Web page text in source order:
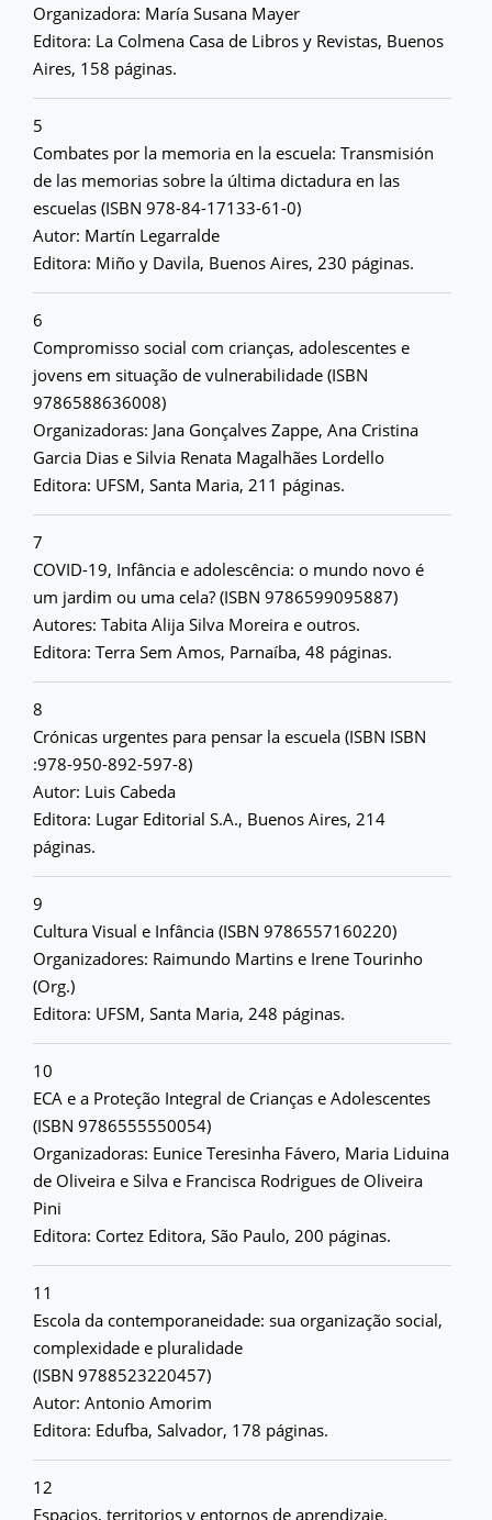
Organizadora: María Susana Mayer
Editora: La Colmena Casa de Libros y Revistas, Buenos
Aires, 158 páginas.
5
Combates por la memoria en la escuela: Transmisión
de las memorias sobre la última dictadura en las
escuelas (ISBN 978-84-17133-61-0)
Autor: Martín Legarralde
Editora: Miño y Davila, Buenos Aires, 230 páginas.
6
Compromisso social com crianças, adolescentes e
jovens em situação de vulnerabilidade (ISBN
9786588636008)
Organizadoras: Jana Gonçalves Zappe, Ana Cristina
Garcia Dias e Silvia Renata Magalhães Lordello
Editora: UFSM, Santa Maria, 211 páginas.
7
COVID-19, Infância e adolescência: o mundo novo é
um jardim ou uma cela? (ISBN 9786599095887)
Autores: Tabita Alija Silva Moreira e outros.
Editora: Terra Sem Amos, Parnaíba, 48 páginas.
8
Crónicas urgentes para pensar la escuela (ISBN ISBN
:978-950-892-597-8)
Autor: Luis Cabeda
Editora: Lugar Editorial S.A., Buenos Aires, 214
páginas.
9
Cultura Visual e Infância (ISBN 9786557160220)
Organizadores: Raimundo Martins e Irene Tourinho
(Org.)
Editora: UFSM, Santa Maria, 248 páginas.
10
ECA e a Proteção Integral de Crianças e Adolescentes
(ISBN 9786555550054)
Organizadoras: Eunice Teresinha Fávero, Maria Liduina
de Oliveira e Silva e Francisca Rodrigues de Oliveira
Pini
Editora: Cortez Editora, São Paulo, 200 páginas.
11
Escola da contemporaneidade: sua organização social,
complexidade e pluralidade
(ISBN 9788523220457)
Autor: Antonio Amorim
Editora: Edufba, Salvador, 178 páginas.
12
Espacios, territorios y entornos de aprendizaje.